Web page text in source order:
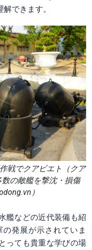
できます。
戦でクアビエト（クア
の敵艦を撃沈・損傷
）
艦などの近代装備も紹
発展が示されていま
っても貴重な学びの場